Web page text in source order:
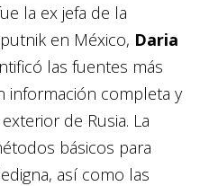
la ex jefa de la
en México, Daria
las fuentes más
información completa y
de Rusia. La
básicos para
así como las